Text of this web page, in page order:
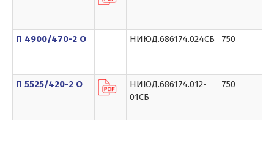
П 4900/470-2 О НИЮД.686174.024СБ 750
П 5525/420-2 О
НИЮД.686174.012-
01СБ
750